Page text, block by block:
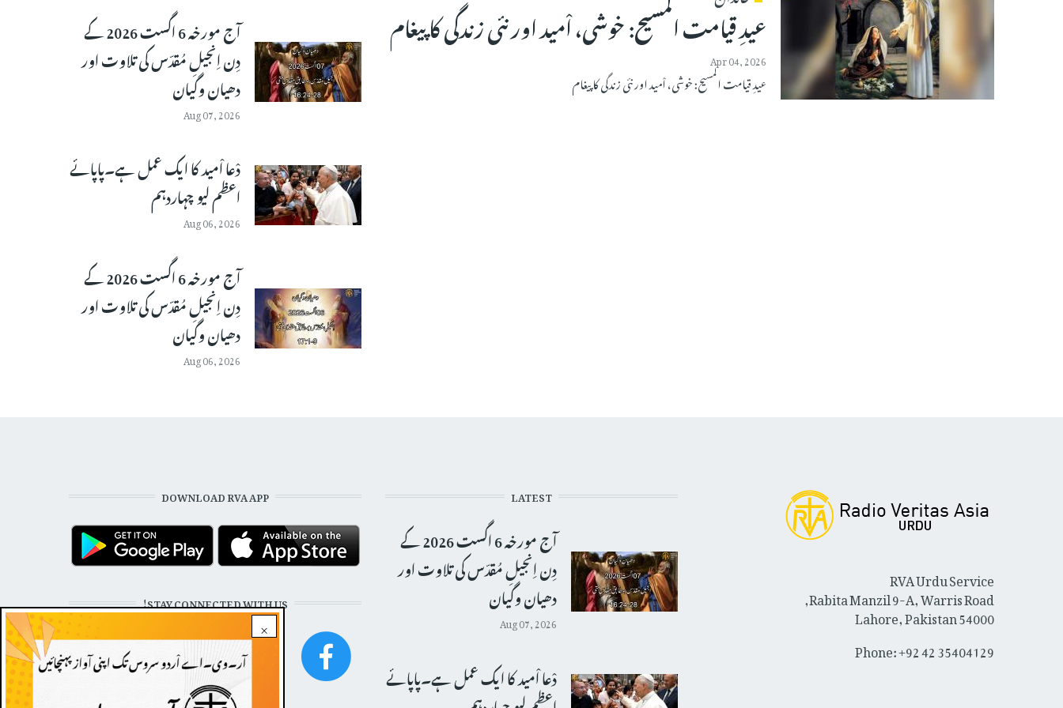
عیدِ قیامت المسیح: خوشی، اْمید اور نئی زندگی کا پیغام
Apr 04, 2026
عیدِ قیامت المسیح: خوشی، اْمید اور نئی زندگی کا پیغام
آج مورخہ 6 اگست 2026 کے
دِن اِنجیلِ مُقدّس کی تلاوت اور
دھیان وگیان
Aug 07, 2026
دْعا اْمید کا ایک عمل ہے۔پاپائے
اعظم لیو چہاردہم
Aug 06, 2026
آج مورخہ 6 اگست 2026 کے
دِن اِنجیلِ مُقدّس کی تلاوت اور
دھیان وگیان
Aug 06, 2026
×
RVA Urdu Service
Rabita Manzil 9-A, Warris Road,
Lahore, Pakistan 54000
Phone: +92 42 35404129
LATEST
آج مورخہ 6 اگست 2026 کے
دِن اِنجیلِ مُقدّس کی تلاوت اور
دھیان وگیان
Aug 07, 2026
دْعا اْمید کا ایک عمل ہے۔پاپائے
DOWNLOAD RVA APP
STAY CONNECTED WITH US!